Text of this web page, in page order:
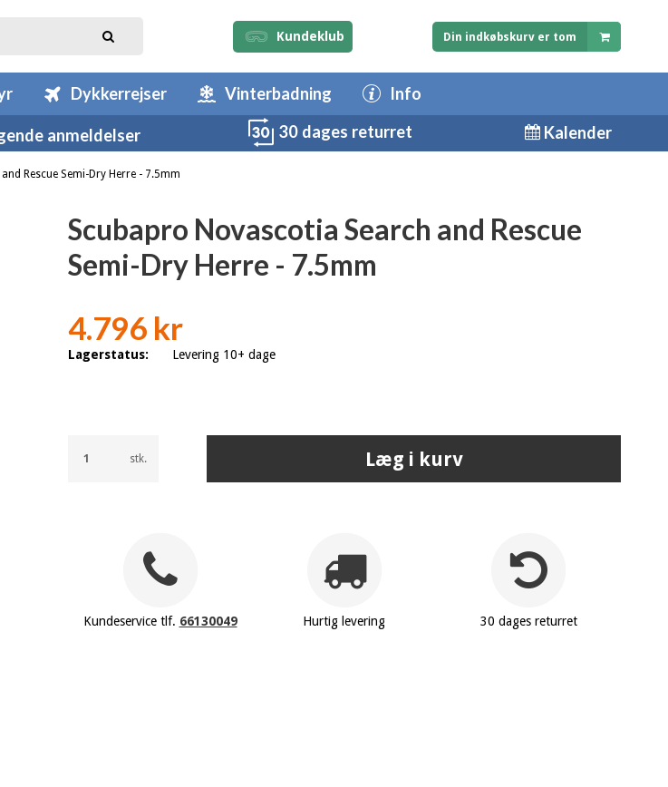
Kundeklub Din indkøbskurv er tom
Dykkerrejser Vinterbadning Info
anmeldelser 30 dages returret Kalender
Rescue Semi-Dry Herre - 7.5mm
Scubapro Novascotia Search and Rescue
Semi-Dry Herre - 7.5mm
4.796 kr
Lagerstatus: Levering 10+ dage
stk. Læg i kurv
Kundeservice tlf. 66130049 Hurtig levering 30 dages returret